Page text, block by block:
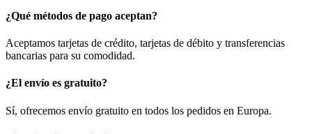
¿Qué métodos de pago aceptan?
Aceptamos tarjetas de crédito, tarjetas de débito y transferencias
bancarias para su comodidad.
¿El envío es gratuito?
Sí, ofrecemos envío gratuito en todos los pedidos en Europa.